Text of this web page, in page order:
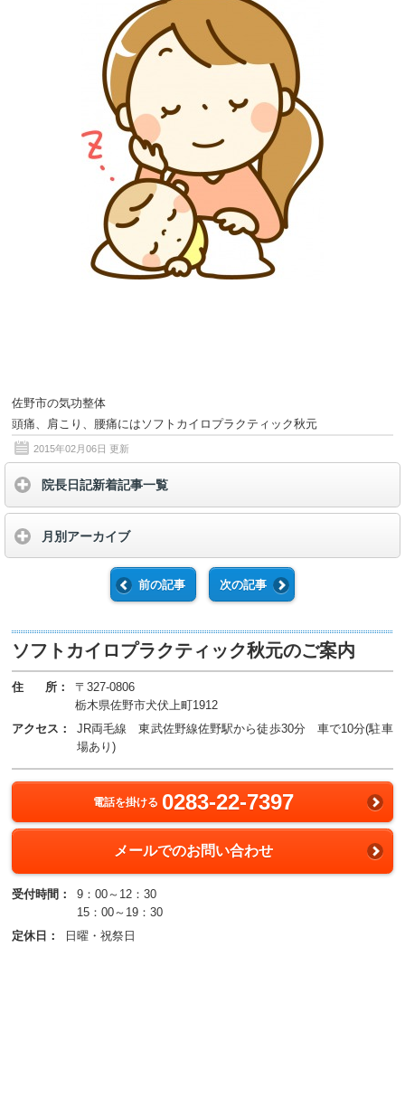
佐野市の気功整体
頭痛、肩こり、腰痛にはソフトカイロプラクティック秋元
2015年02月06日 更新
院長日記新着記事一覧
月別アーカイブ
前の記事 次の記事
ソフトカイロプラクティック秋元のご案内
住 所：
〒327-0806
栃木県佐野市犬伏上町1912
アクセス：
JR両毛線 東武佐野線佐野駅から徒歩30分 車で10分(駐車
場あり)
電話を掛ける 0283-22-7397
メールでのお問い合わせ
受付時間：
9：00～12：30
15：00～19：30
定休日：
日曜・祝祭日